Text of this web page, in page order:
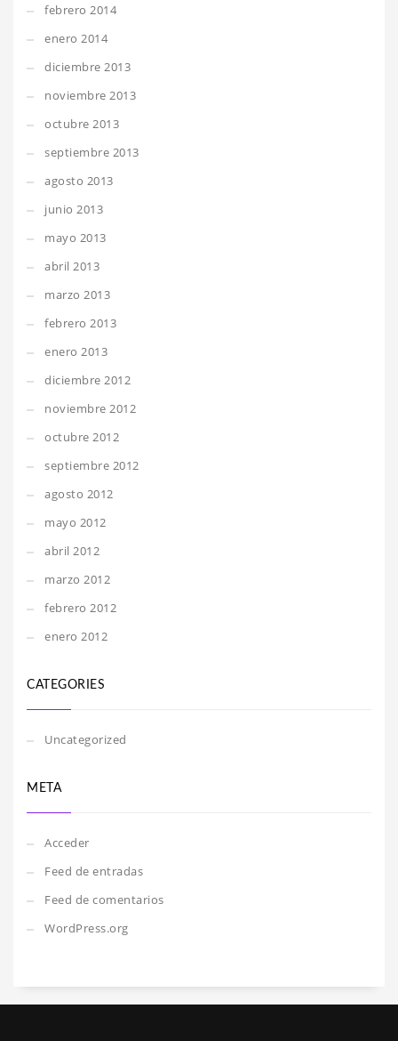
febrero 2014
enero 2014
diciembre 2013
noviembre 2013
octubre 2013
septiembre 2013
agosto 2013
junio 2013
mayo 2013
abril 2013
marzo 2013
febrero 2013
enero 2013
diciembre 2012
noviembre 2012
octubre 2012
septiembre 2012
agosto 2012
mayo 2012
abril 2012
marzo 2012
febrero 2012
enero 2012
CATEGORIES
Uncategorized
META
Acceder
Feed de entradas
Feed de comentarios
WordPress.org